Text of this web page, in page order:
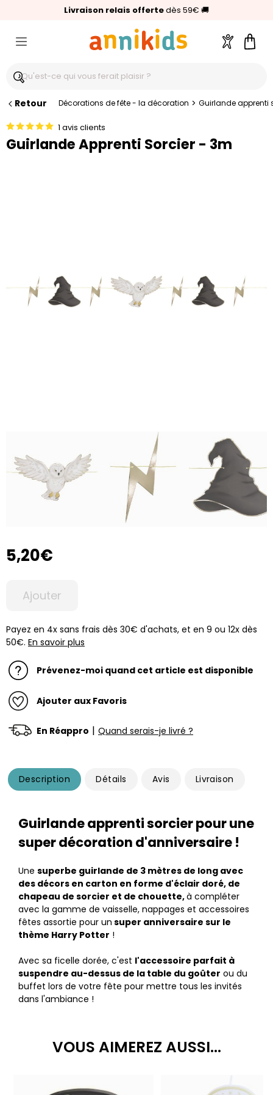
Livraison relais offertedès 59€ 🚚
🥇Palmarès Capital 2025 :Annikids N°1
⭐⭐⭐⭐⭐4,6/5(24 000 avis clients)
Compte
Retour Décorations de fête - la décoration > Guirlande apprenti
1 avis clients
Guirlande Apprenti Sorcier - 3m
5,20€
Ajouter
Payez en 4x sans frais dès 30€ d'achats, et en 9 ou 12x dès
50€. En savoir plus
Prévenez-moi quand cet article est disponible
Ajouter aux Favoris
En Réappro | Quand serais-je livré ?
Description Détails Avis Livraison
Guirlande apprenti sorcier pour une
super décoration d'anniversaire !
Une superbe guirlande de 3 mètres de long avec
des décors en carton en forme d'éclair doré, de
chapeau de sorcier et de chouette,à compléter
avec la gamme de vaisselle, nappages et accessoires
fêtes assortie pour un super anniversaire sur le
thème Harry Potter !
Avec sa ficelle dorée, c'est l'accessoire parfait à
suspendre au-dessus de la table du goûter ou du
buffet lors de votre fête pour mettre tous les invités
dans l'ambiance !
VOUS AIMEREZ AUSSI...